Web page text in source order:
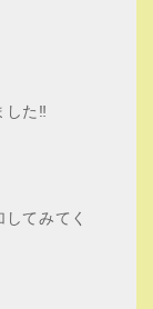
した‼️
てみてく